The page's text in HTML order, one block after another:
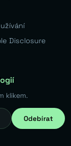
Disclosure
klikem.
Odebírat